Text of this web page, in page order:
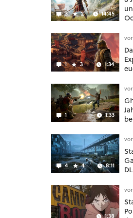
3 2 14:45
1 3 1:34
1 1:33
4 4 8:11
1:38